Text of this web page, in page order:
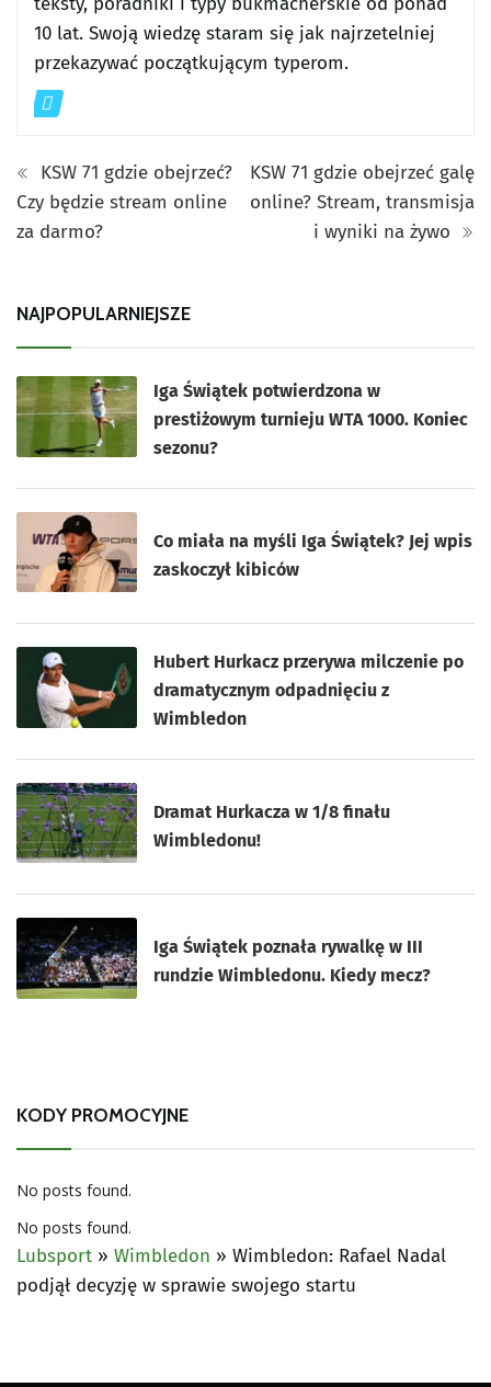
10 lat. Swoją wiedzę staram się jak najrzetelniej
przekazywać początkującym typerom.
KSW 71 gdzie obejrzeć?
Czy będzie stream online
za darmo?
KSW 71 gdzie obejrzeć galę
online? Stream, transmisja
i wyniki na żywo
NAJPOPULARNIEJSZE
Iga Świątek potwierdzona w
prestiżowym turnieju WTA 1000. Koniec
sezonu?
Co miała na myśli Iga Świątek? Jej wpis
zaskoczył kibiców
Hubert Hurkacz przerywa milczenie po
dramatycznym odpadnięciu z
Wimbledon
Dramat Hurkacza w 1/8 finału
Wimbledonu!
Iga Świątek poznała rywalkę w III
rundzie Wimbledonu. Kiedy mecz?
KODY PROMOCYJNE
No posts found.
No posts found.
Lubsport » Wimbledon » Wimbledon: Rafael Nadal
podjął decyzję w sprawie swojego startu